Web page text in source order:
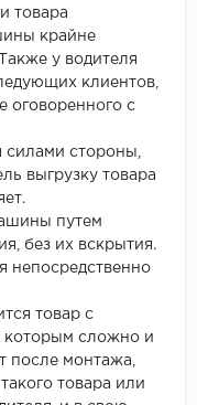
товара
крайне
у водителя
клиентов,
оговоренного с
силами стороны,
выгрузку товара
путем
без их вскрытия.
непосредственно
товар с
сложно и
после монтажа,
товара или